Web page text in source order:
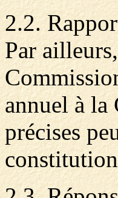
2.2.
Par
annuel à la
précises